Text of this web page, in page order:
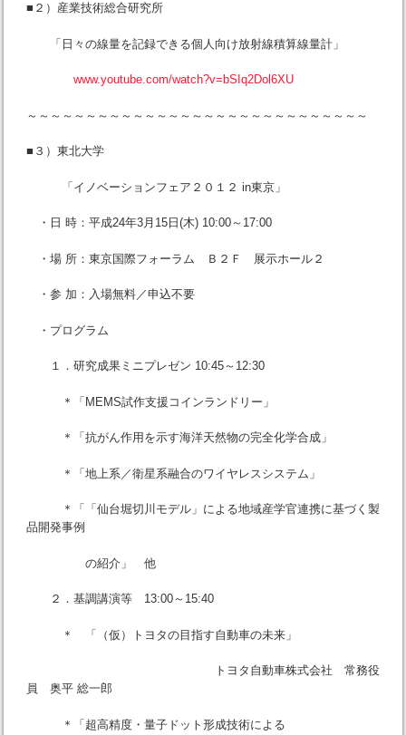
■２）産業技術総合研究所
「日々の線量を記録できる個人向け放射線積算線量計」
www.youtube.com/watch?v=bSIq2Dol6XU
～～～～～～～～～～～～～～～～～～～～～～～～～～～～～
■３）東北大学
「イノベーションフェア２０１２ in東京」
・日 時：平成24年3月15日(木) 10:00～17:00
・場 所：東京国際フォーラム Ｂ２Ｆ 展示ホール２
・参 加：入場無料／申込不要
・プログラム
１．研究成果ミニプレゼン 10:45～12:30
＊「MEMS試作支援コインランドリー」
＊「抗がん作用を示す海洋天然物の完全化学合成」
＊「地上系／衛星系融合のワイヤレスシステム」
＊「「仙台堀切川モデル」による地域産学官連携に基づく製
品開発事例
の紹介」 他
２．基調講演等 13:00～15:40
＊ 「（仮）トヨタの目指す自動車の未来」
トヨタ自動車株式会社 常務役
員 奥平 総一郎
＊「超高精度・量子ドット形成技術による